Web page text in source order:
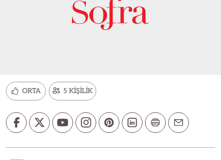
ORTA 5 KİŞİLİK